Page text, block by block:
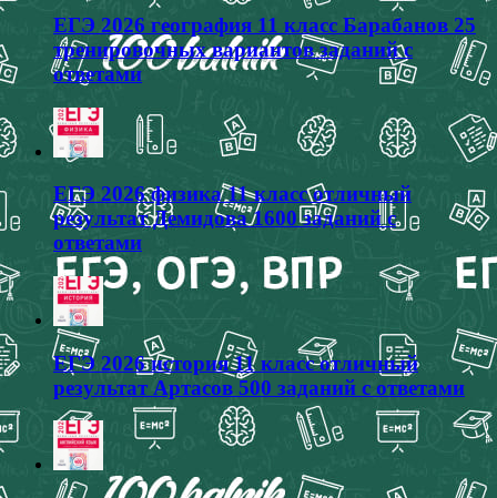
ЕГЭ 2026 география 11 класс Барабанов 25
тренировочных вариантов заданий с
ответами
ЕГЭ 2026 физика 11 класс отличный
результат Демидова 1600 заданий с
ответами
ЕГЭ 2026 история 11 класс отличный
результат Артасов 500 заданий с ответами